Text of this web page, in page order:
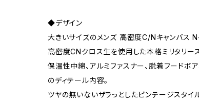
◆デザイン
大きいサイズのメンズ 高密度C/Nキャンバス
高密度CNクロス生を使用した本格ミリタリース
保温性中綿、アルミファスナー、脱着フードボ
のディテール内容。
ツヤの無いないザラっとしたビンテージスタイ